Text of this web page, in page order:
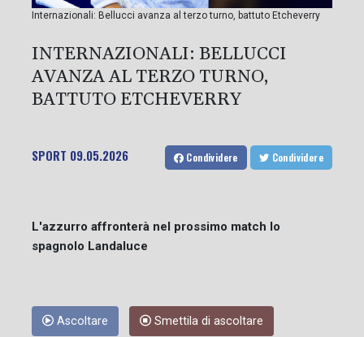
Internazionali: Bellucci avanza al terzo turno, battuto Etcheverry
INTERNAZIONALI: BELLUCCI
AVANZA AL TERZO TURNO,
BATTUTO ETCHEVERRY
SPORT 09.05.2026 Condividere Condividere
L'azzurro affronterà nel prossimo match lo
spagnolo Landaluce
Ascoltare Smettila di ascoltare